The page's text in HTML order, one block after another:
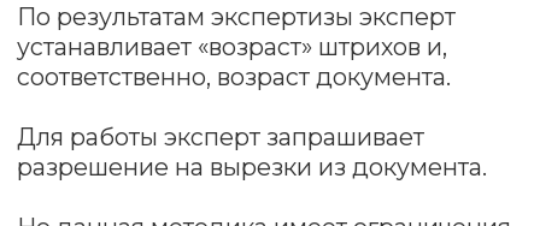
Максимальная точность определения
даты — полгода, при этом для
относительно «свежих» документов.
Эксперт может сделать один из
следующих выводов о том, что
документ составлен: